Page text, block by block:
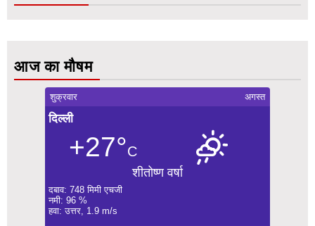
आज का मौषम
शुक्रवार अगस्त
दिल्ली
+27°C
शीतोष्ण वर्षा
दबाव: 748 मिमी एचजी
नमी: 96 %
हवा: उत्तर, 1.9 m/s